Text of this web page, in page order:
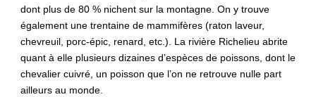
dont plus de 80 % nichent sur la montagne. On y trouve
également une trentaine de mammifères (raton laveur,
chevreuil, porc-épic, renard, etc.). La rivière Richelieu abrite
quant à elle plusieurs dizaines d’espèces de poissons, dont le
chevalier cuivré, un poisson que l’on ne retrouve nulle part
ailleurs au monde.